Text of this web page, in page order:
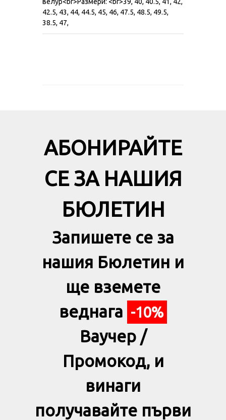
42.5, 43, 44, 44.5, 45, 46, 47.5, 48.5, 49.5,
38.5, 47,
АБОНИРАЙТЕ
СЕ ЗА НАШИЯ
БЮЛЕТИН
Запишете се за
нашия Бюлетин и
ще вземете
веднага -10%
Ваучер /
Промокод, и
винаги
получавайте първи